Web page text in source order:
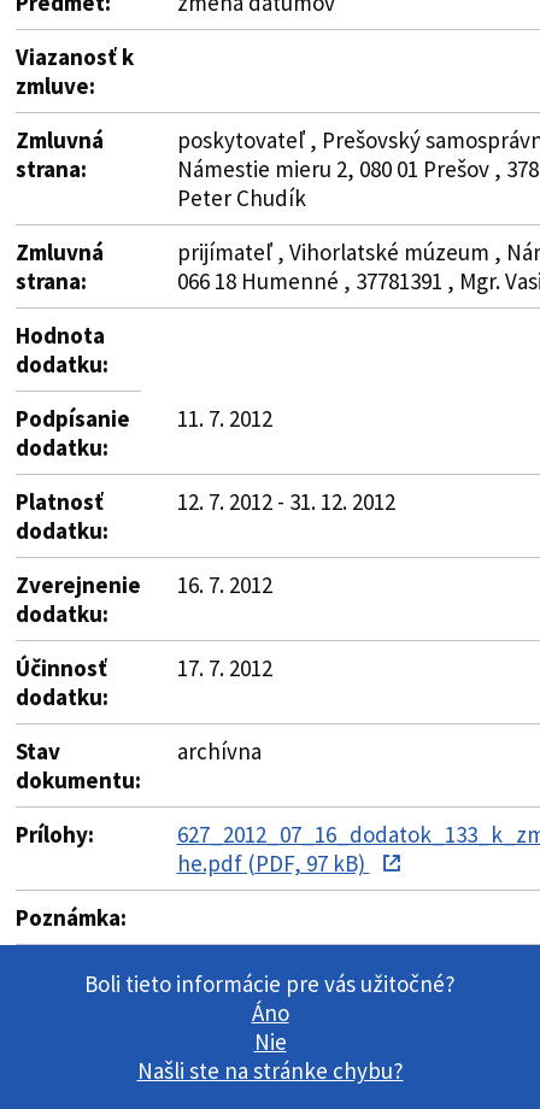
Viazanosť k
zmluve:
Zmluvná
strana:
poskytovateľ , Prešovský
Námestie mieru 2, 080 01 Prešov ,
Peter Chudík
Zmluvná
strana:
prijímateľ , Vihorlatské múzeum ,
066 18 Humenné , 37781391 , Mgr.
Hodnota
dodatku:
Podpísanie
dodatku:
11. 7. 2012
Platnosť
dodatku:
12. 7. 2012 - 31. 12. 2012
Zverejnenie
dodatku:
16. 7. 2012
Účinnosť
dodatku:
17. 7. 2012
Stav
dokumentu:
archívna
Prílohy:
he.pdf (PDF, 97 kB)
Poznámka:
Boli tieto informácie pre vás užitočné?
Áno
Nie
Našli ste na stránke chybu?